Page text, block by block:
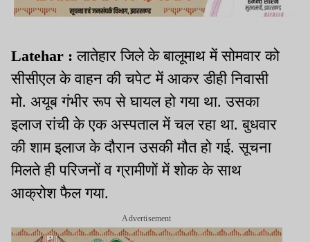
Latehar :लातेहार जिले के बालूमाथ में सोमवार को
सीसीएल के वाहन की चपेट में आकर डीही निवासी
मो. अयूब गंभीर रूप से घायल हो गया था. उसका
इलाज रांची के एक अस्पताल में चल रहा था. बुधवार
की शाम इलाज के दौरान उसकी मौत हो गई. सूचना
मिलते ही परिजनों व ग्रामीणों में शोक के साथ
आक्रोश फैल गया.
Advertisement